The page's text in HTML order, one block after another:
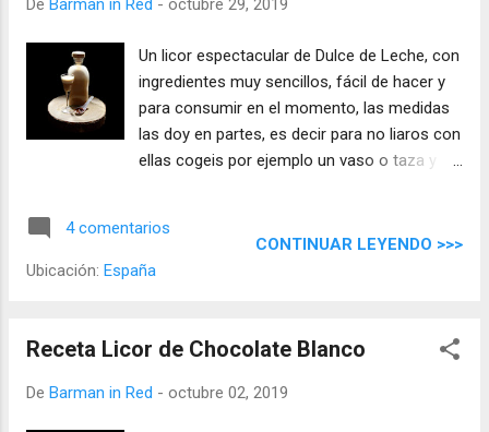
tela, algodón, gasas, etc, usa el sistema que
primer lugar un colador de cocina.
Preparamos un jarabe de azúcar calentando
1 parte de agua y añadimos 1 parte de
azúcar, deshacemos el azúcar y dejamos
siempre que se enfríe a temperatura
macerado de café 150 ml de leche
evaporada 60 ml de leche condensada 90 ml
de jarabe de azúcar Batimos para mezclar,
De Barman in Red - octubre 29, 2019
Un licor espectacular de Dulce de Leche, con
ingredientes muy sencillos, fácil de hacer y
para consumir en el momento, las medidas
las doy en partes, es decir para no liaros con
ellas cogeis por ejemplo un vaso o taza y
usado es de 7 oz (210 ml), con esta medida
al final sale 1 litro de licor.
4 comentarios
Ubicación: España
CONTINUAR LEYENDO >>>
Receta Licor de Chocolate Blanco
De Barman in Red - octubre 02, 2019